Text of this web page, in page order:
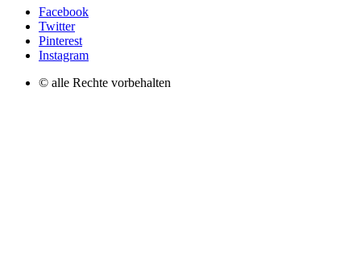
Facebook
Twitter
Pinterest
Instagram
© alle Rechte vorbehalten